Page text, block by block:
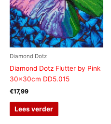
Diamond Dotz
Diamond Dotz Flutter by Pink
30x30cm DD5.015
€17,99
Lees verder